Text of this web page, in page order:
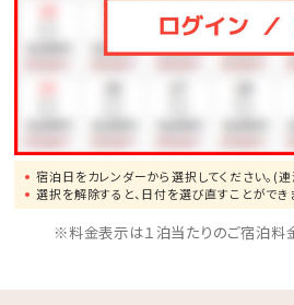
【多機能ミストシャワールーム】
多機能シャワーが大好評いただい
全身ミストシャワーで体の芯から
※ダブルルーム/モデレートダブ
ルーム
◆ 2021年4月1日OPEN
宿泊日をカレンダーから選択してください。(
選択を解除すると、日付を選び直すことができ
※料金表示は１泊当たりのご宿泊料金